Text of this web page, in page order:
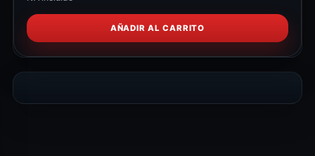
AÑADIR AL CARRITO